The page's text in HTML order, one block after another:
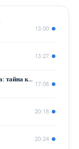
13:00
13:27
«Пизанская башня и старая подруга: тайна красоты, которая не знает правил»
17:08
20:18
20:24